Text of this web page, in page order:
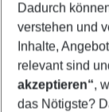
Who will
2 adults
Dadurch
verstehen und
Inhalte,
relevant sind
akzeptieren“,
das Nötigste?